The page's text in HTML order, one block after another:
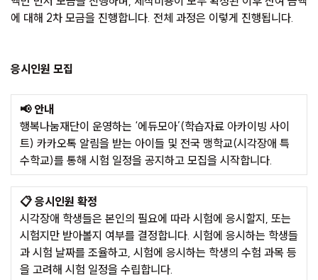
에 대해 2차 모금을 진행합니다. 전체 과정은 이렇게 진행됩니다.
응시인원 모집
📢 안내
행복나눔재단이 운영하는 ‘에듀모아’(학습자료 아카이빙 사이
트) 카카오톡 알림을 받는 아이들 및 전국 맹학교(시각장애 특
수학교)를 통해 시험 일정을 공지하고 모집을 시작합니다.
📋 응시인원 확정
시각장애 학생들은 본인의 필요에 따라 시험에 응시할지, 또는
시험지만 받아볼지 여부를 결정합니다. 시험에 응시하는 학생들
과 시험 날짜를 조율하고, 시험에 응시하는 학생의 수험 과목 등
을 고려해 시험 일정을 수립합니다.